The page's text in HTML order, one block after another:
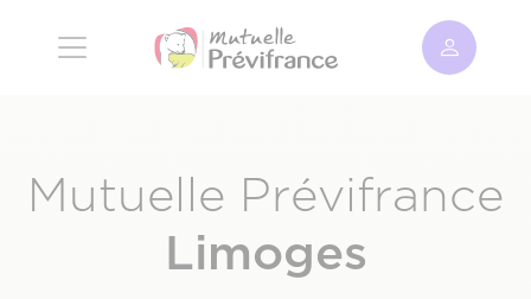
contenu
Mutuelle Prévifrance
limoges